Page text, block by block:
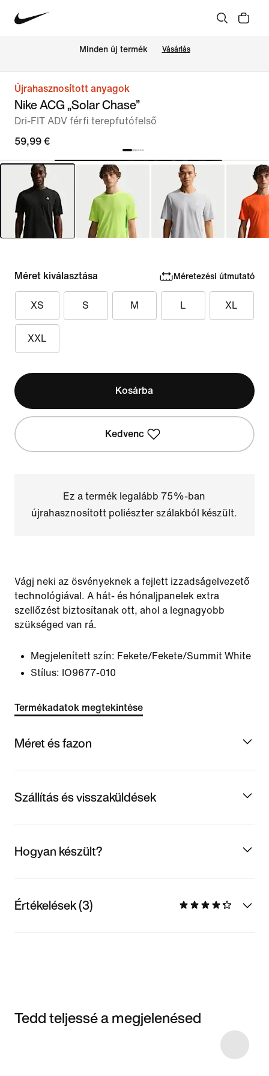
Minden új termék Vásárlás
Újrahasznosított anyagok
Nike ACG „Solar Chase”
Dri-FIT ADV férfi terepfutófelső
59,99 €
Méret kiválasztása Méretezési útmutató
XS S M L XL
XXL
Kosárba
Kedvenc
Ez a termék legalább 75%-ban
újrahasznosított poliészter szálakból készült.
Vágj neki az ösvényeknek a fejlett izzadságelvezető
technológiával. A hát- és hónaljpanelek extra
szellőzést biztosítanak ott, ahol a legnagyobb
szükséged van rá.
Megjelenített szín: Fekete/Fekete/Summit White
Stílus: IO9677-010
Termékadatok megtekintése
Méret és fazon
Szállítás és visszaküldések
Hogyan készült?
Értékelések (3)
Tedd teljessé a megjelenésed